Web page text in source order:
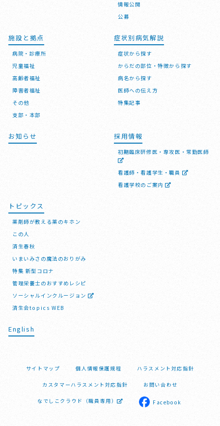
情報公開
公募
施設と拠点
病院・診療所
児童福祉
高齢者福祉
障害者福祉
その他
支部・本部
症状別病気解説
症状から探す
からだの部位・特徴から探す
病名から探す
医師への伝え方
特集記事
お知らせ 採用情報
初期臨床研修医・専攻医・常勤医師
看護師・看護学生・職員
看護学校のご案内
トピックス
薬剤師が教える薬のキホン
この人
済生春秋
いまいみさの魔法のおりがみ
特集 新型コロナ
管理栄養士のおすすめレシピ
ソーシャルインクルージョン
済生会topics WEB
English
サイトマップ 個人情報保護規程 ハラスメント対応指針
カスタマーハラスメント対応指針 お問い合わせ
なでしこクラウド（職員専用） Facebook